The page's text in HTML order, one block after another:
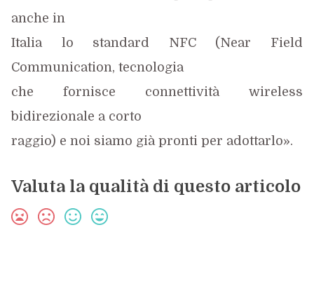
anche in
Italia lo standard NFC (Near Field
Communication, tecnologia
che fornisce connettività wireless
bidirezionale a corto
raggio) e noi siamo già pronti per adottarlo».
Valuta la qualità di questo articolo